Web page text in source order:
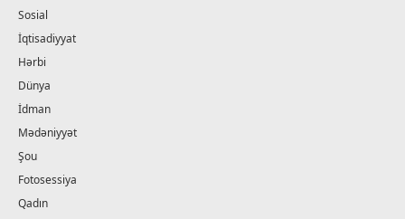
Sosial
İqtisadiyyat
Hərbi
Dünya
İdman
Mədəniyyət
Şou
Fotosessiya
Qadın